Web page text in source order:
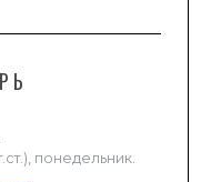
понедельник.